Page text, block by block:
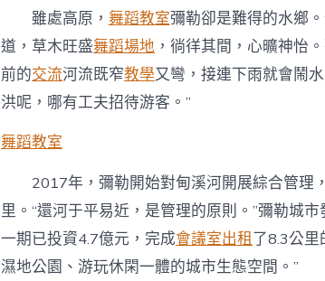
村
落
復
興
在
宮
格
國
度
村
落
雖處高原， 舞蹈教室彌勒卻是難得的水鄉
道，草木旺盛舞蹈場地 ，徜徉其間，心曠神怡
前的交流河流既窄教學又彎，接連下雨就會鬧
洪呢，哪有工夫招待游客。”
舞蹈教室
2017年，彌勒開始對甸溪河開展綜合管理
里。“還河于平易近，是管理的原則。”彌勒城
一期已投資4.7億元，完成會議室出租了8.3公
濕地公園、游玩休閑一體的城市生態空間。”